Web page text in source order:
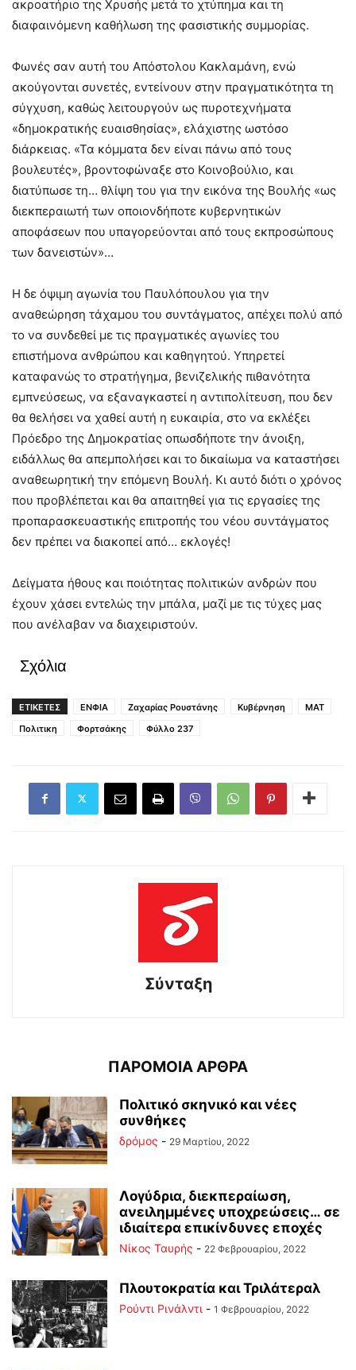
ακροατήριο της Χρυσής μετά το χτύπημα και τη
διαφαινόμενη καθήλωση της φασιστικής συμμορίας.
Φωνές σαν αυτή του Απόστολου Κακλαμάνη, ενώ
ακούγονται συνετές, εντείνουν στην πραγματικότητα τη
σύγχυση, καθώς λειτουργούν ως πυροτεχνήματα
«δημοκρατικής ευαισθησίας», ελάχιστης ωστόσο
διάρκειας. «Τα κόμματα δεν είναι πάνω από τους
βουλευτές», βροντοφώναξε στο Κοινοβούλιο, και
διατύπωσε τη… θλίψη του για την εικόνα της Βουλής «ως
διεκπεραιωτή των οποιονδήποτε κυβερνητικών
αποφάσεων που υπαγορεύονται από τους εκπροσώπους
των δανειστών»…
Η δε όψιμη αγωνία του Παυλόπουλου για την
αναθεώρηση τάχαμου του συντάγματος, απέχει πολύ από
το να συνδεθεί με τις πραγματικές αγωνίες του
επιστήμονα ανθρώπου και καθηγητού. Υπηρετεί
καταφανώς το στρατήγημα, βενιζελικής πιθανότητα
εμπνεύσεως, να εξαναγκαστεί η αντιπολίτευση, που δεν
θα θελήσει να χαθεί αυτή η ευκαιρία, στο να εκλέξει
Πρόεδρο της Δημοκρατίας οπωσδήποτε την άνοιξη,
ειδάλλως θα απεμπολήσει και το δικαίωμα να καταστήσει
αναθεωρητική την επόμενη Βουλή. Κι αυτό διότι ο χρόνος
που προβλέπεται και θα απαιτηθεί για τις εργασίες της
προπαρασκευαστικής επιτροπής του νέου συντάγματος
δεν πρέπει να διακοπεί από… εκλογές!
Δείγματα ήθους και ποιότητας πολιτικών ανδρών που
έχουν χάσει εντελώς την μπάλα, μαζί με τις τύχες μας
που ανέλαβαν να διαχειριστούν.
Σχόλια
ΕΤΙΚΕΤΕΣ ΕΝΦΙΑ Ζαχαρίας Ρουστάνης Κυβέρνηση
ΜΑΤ
Πολιτικη
Φορτσάκης Φύλλο 237
Σύνταξη
ΠΑΡΟΜΟΙΑ ΑΡΘΡΑ
Πολιτικό σκηνικό και νέες
συνθήκες
δρόμος - 29 Μαρτίου, 2022
Λογύδρια, διεκπεραίωση,
ανειλημμένες υποχρεώσεις… σε
ιδιαίτερα επικίνδυνες εποχές
Νίκος Ταυρής - 22 Φεβρουαρίου, 2022
Πλουτοκρατία και Τριλάτεραλ
Ρούντι Ρινάλντι - 1 Φεβρουαρίου, 2022